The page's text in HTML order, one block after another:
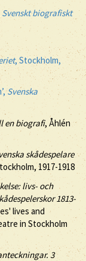
Svenskt biografiskt
, Stockholm,
Svenska
en biografi, Åhlén
skådespelare
1917-1918
livs- och
1813-
lives and
in Stockholm
3